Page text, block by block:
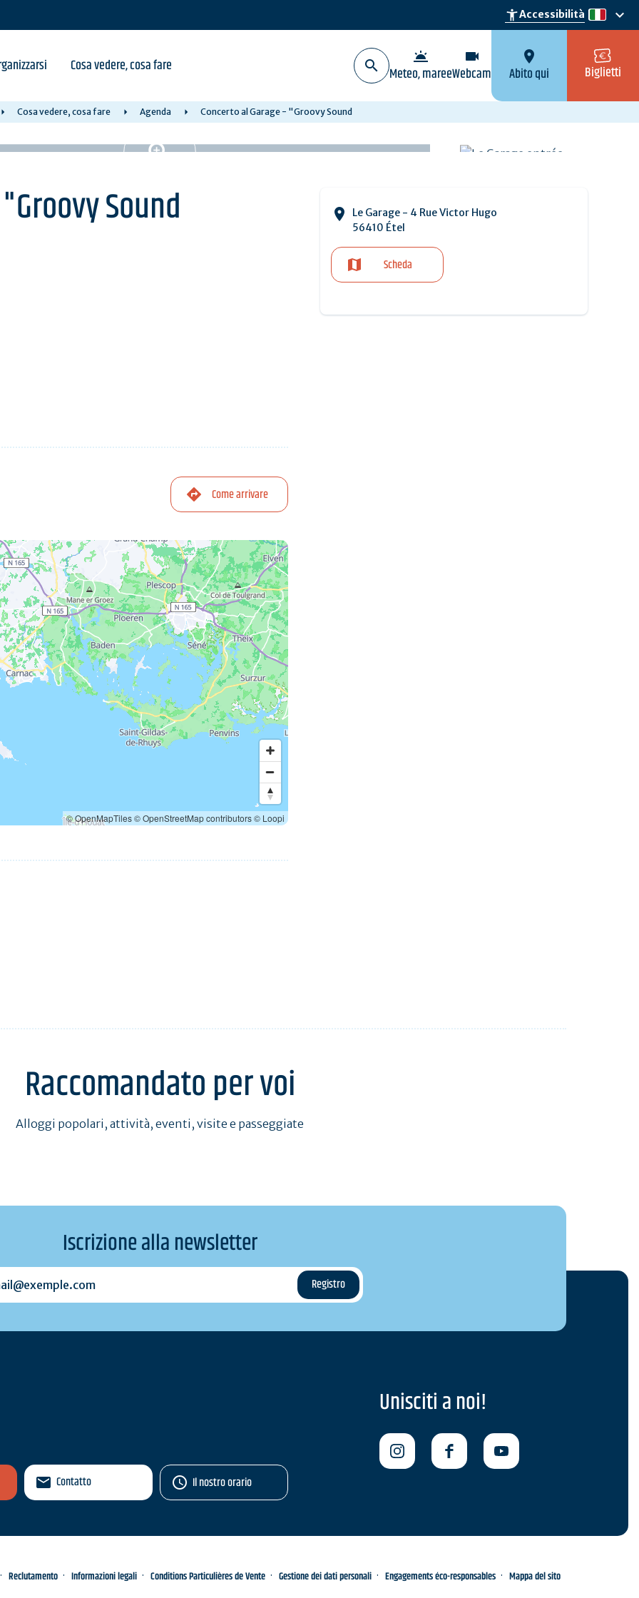
accessibility_newAccessibilità it
keyboard_arrow_down
Cosa vedere, cosa fare wb_twilight
Meteo, maree
videocam
Webcam
location_on
Abito qui Biglietti
Cosa vedere, cosa fare Agenda Concerto al Garage - "Groovy Sound
Sound
Le Garage - 4 Rue Victor Hugo
56410 Étel
Scheda
Come arrivare
© OpenMapTiles© OpenStreetMap contributors© Loopi
Raccomandato per voi
Alloggi popolari, attività, eventi, visite e passeggiate
Iscrizione alla newsletter
Contatto Il nostro orario
Unisciti a noi!
Reclutamento Informazioni legali Conditions Particulières de Vente Gestione dei dati personali Engagements éco-responsables Mappa del sito